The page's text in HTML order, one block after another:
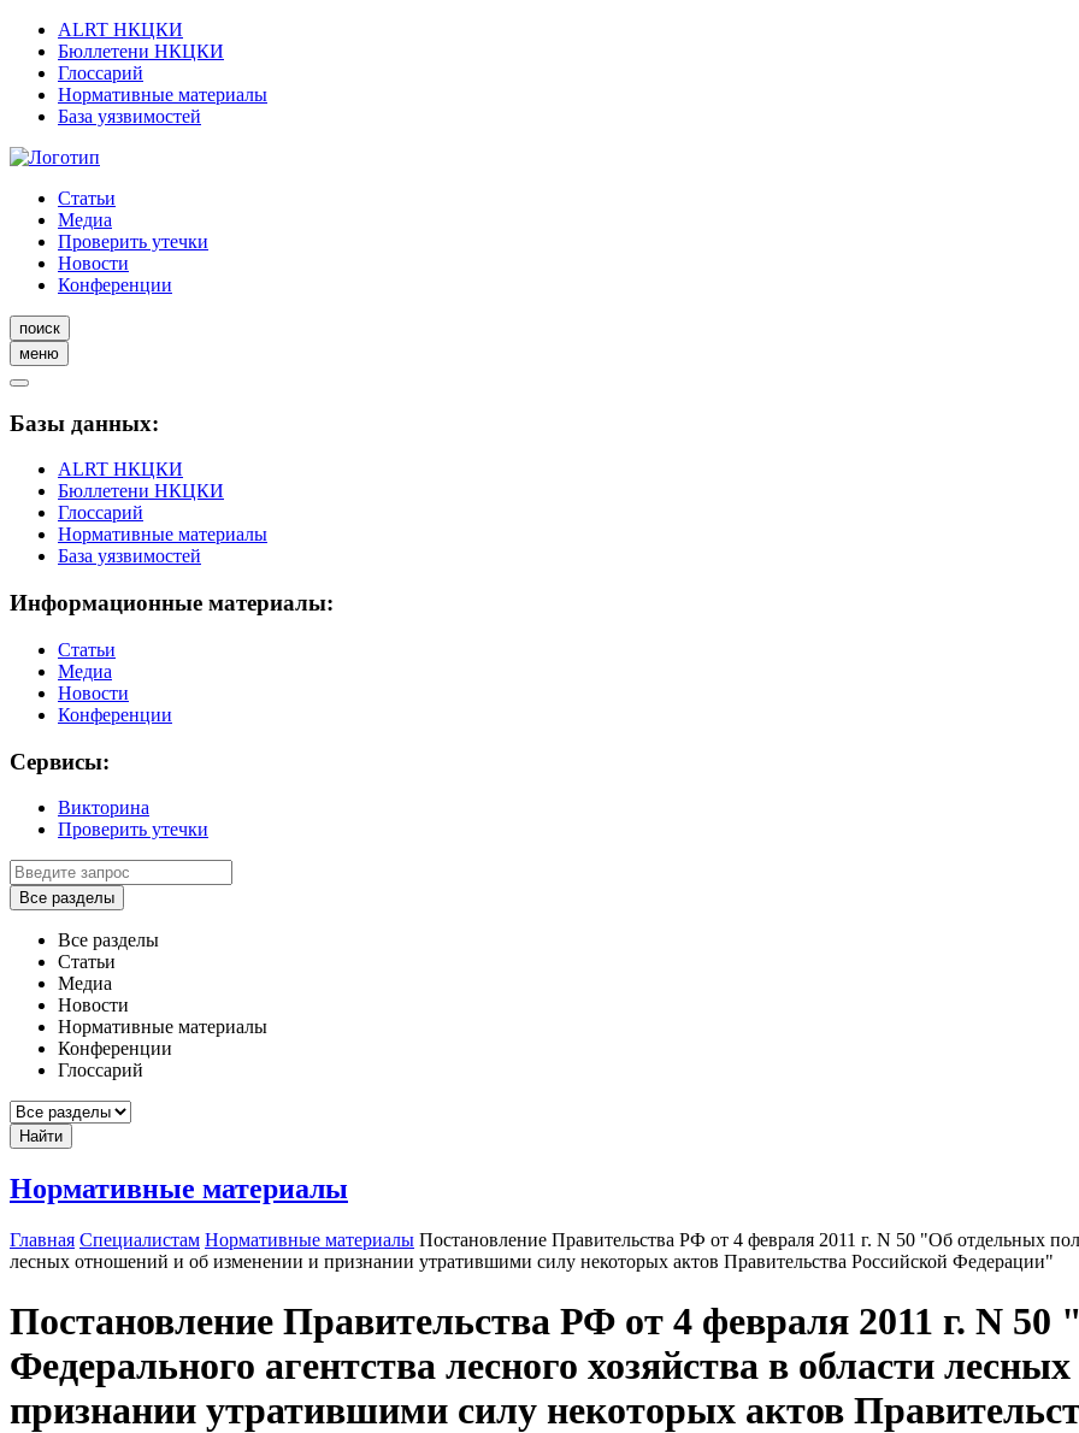
ALRT НКЦКИ
Бюллетени НКЦКИ
Глоссарий
Нормативные материалы
База уязвимостей
Статьи
Медиа
Проверить утечки
Новости
Конференции
поиск
меню
Базы данных:
ALRT НКЦКИ
Бюллетени НКЦКИ
Глоссарий
Нормативные материалы
База уязвимостей
Информационные материалы:
Статьи
Медиа
Новости
Конференции
Сервисы:
Викторина
Проверить утечки
Все разделы
Все разделы
Статьи
Медиа
Новости
Нормативные материалы
Конференции
Глоссарий
Найти
Нормативные материалы
Главная Специалистам Нормативные материалы Постановление Правительства РФ от 4 февраля 2011 г. N 50 "Об отдельных
лесных отношений и об изменении и признании утратившими силу некоторых актов Правительства Российской Федерации"
Постановление Правительства РФ от 4 февраля 2011 г. N
Федерального агентства лесного хозяйства в области
признании утратившими силу некоторых актов